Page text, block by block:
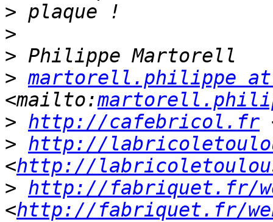
>
>
>
> martorell.philippe at
<mailto:
> http://cafebricol.fr
> http://
<http://
> http://fabriquet.fr/
<http://fabriquet.fr/